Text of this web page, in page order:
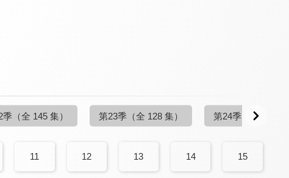
季 （全 145 集） 第23季 （全 128 集） 第24季 （更新至
11 12 13 14 15